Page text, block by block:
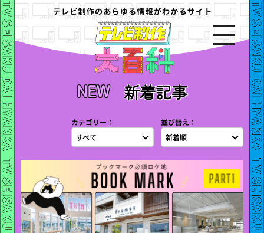
新着記事
カテゴリー：
すべて
並び替え：
新着順